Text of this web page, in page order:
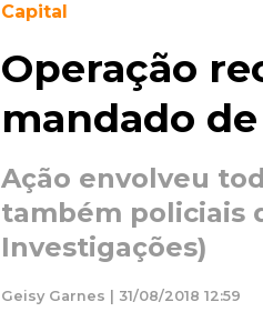
Capital
Operação
mandado
Ação envolveu
também policiais
Investigações)
Geisy Garnes | 31/08/2018 12:59